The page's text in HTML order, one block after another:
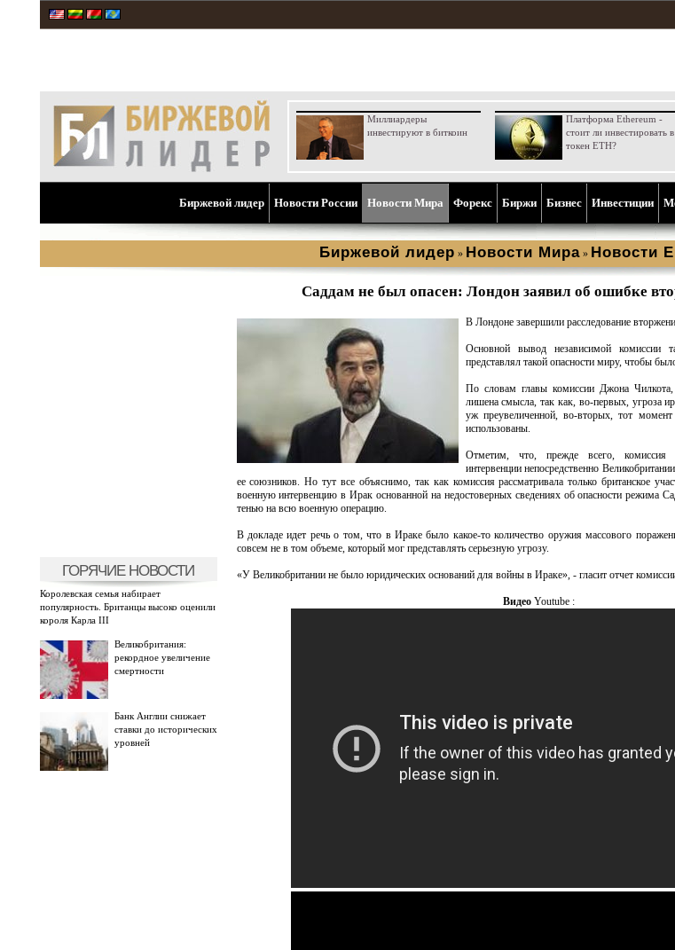
Миллиардеры
инвестируют в биткоин
Платформа Ethereum -
стоит ли инвестировать в
токен ETH?
Биржевой лидер Новости России Новости Мира Форекс Биржи Бизнес Инвестиции
Биржевой лидер » Новости Мира » Новости
ГОРЯЧИЕ НОВОСТИ
Королевская семья набирает
популярность. Британцы высоко оценили
короля Карла III
Великобритания:
рекордное увеличение
смертности
Банк Англии снижает
ставки до исторических
уровней
Саддам не был опасен: Лондон заявил об ошибке
В Лондоне завершили расследование
Основной вывод независимой комиссии
представлял такой опасности миру, чтобы
По словам главы комиссии Джона
лишена смысла, так как, во-первых, угроза
уж преувеличенной, во-вторых, тот
использованы.
Отметим, что, прежде всего, комиссия
интервенции непосредственно
ее союзников. Но тут все объяснимо, так как комиссия рассматривала только британское
военную интервенцию в Ирак основанной на недостоверных сведениях об опасности режима
тенью на всю военную операцию.
В докладе идет речь о том, что в Ираке было какое-то количество оружия массового
совсем не в том объеме, который мог представлять серьезную угрозу.
«У Великобритании не было юридических оснований для войны в Ираке», - гласит отчет
Видео Youtube :